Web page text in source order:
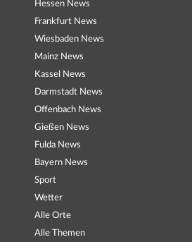
Hessen News
Frankfurt News
Wiesbaden News
Mainz News
Kassel News
Darmstadt News
Offenbach News
Gießen News
Fulda News
Bayern News
Sport
Wetter
Alle Orte
Alle Themen